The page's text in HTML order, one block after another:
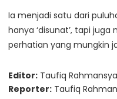
Ia menjadi satu dari
hanya ‘disunat’, tapi
perhatian yang mungkin
Editor: Taufiq
Reporter: Taufiq